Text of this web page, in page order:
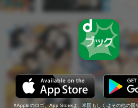
Appleのロゴ、App Storeは、米国もしくはその他の国